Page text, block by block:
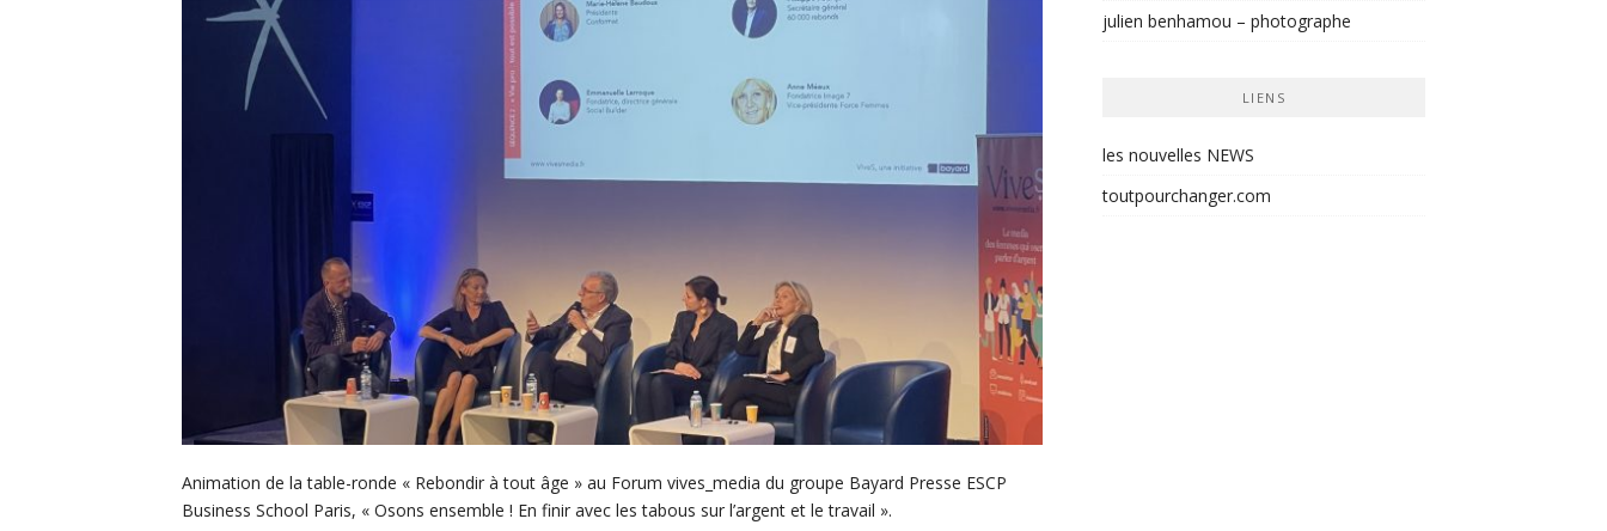
Animation de la table-ronde « Rebondir à tout âge » au Forum vives_media du groupe Bayard Presse ESCP
Business School Paris, « Osons ensemble ! En finir avec les tabous sur l’argent et le travail ».
julien benhamou – photographe
LIENS
les nouvelles NEWS
toutpourchanger.com